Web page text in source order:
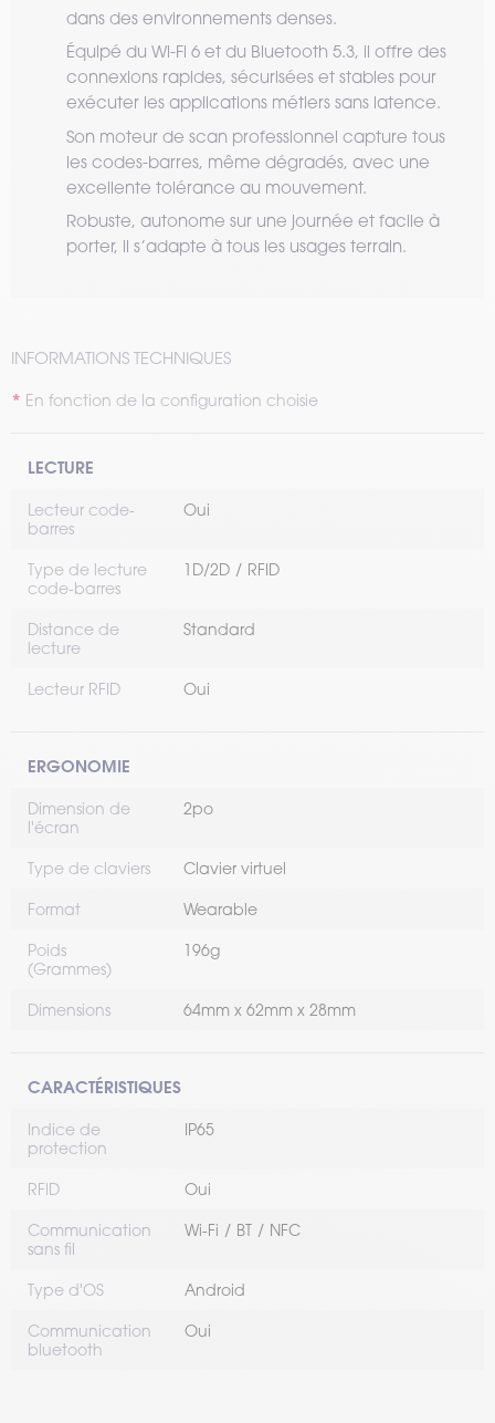
dans des environnements denses.
Équipé du Wi-Fi 6 et du Bluetooth 5.3, il offre des
connexions rapides, sécurisées et stables pour
exécuter les applications métiers sans latence.
Son moteur de scan professionnel capture tous
les codes-barres, même dégradés, avec une
excellente tolérance au mouvement.
Robuste, autonome sur une journée et facile à
porter, il s’adapte à tous les usages terrain.
INFORMATIONS TECHNIQUES
En fonction de la configuration choisie
LECTURE
Lecteur code-
barres
Oui
Type de lecture
code-barres
1D/2D RFID
Distance de
lecture
Standard
Lecteur RFID Oui
ERGONOMIE
Dimension de
l'écran
2po
Type de claviers Clavier virtuel
Format Wearable
Poids
(Grammes)
196g
Dimensions 64mm x 62mm x 28mm
CARACTÉRISTIQUES
Indice de
protection
IP65
RFID Oui
Communication
sans fil
Wi-Fi BT NFC
Type d'OS Android
Communication
bluetooth
Oui